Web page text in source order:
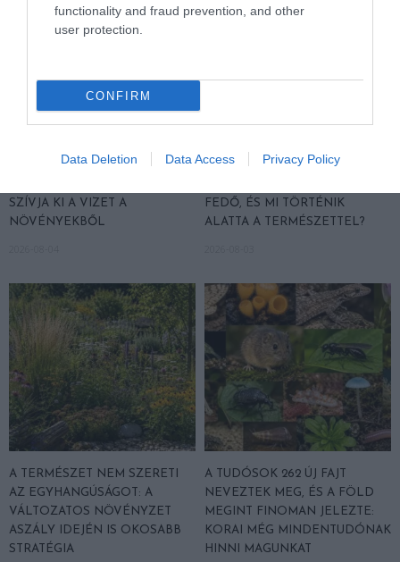
functionality and fraud prevention, and other
user protection.
CONFIRM
Data Deletion Data Access Privacy Policy
NEM CSAK A FÖLD
SZÍVJA KI A VIZET A
NÖVÉNYEKBŐL
HŐKUPOLA MAGYARORSZÁG
FEDŐ, ÉS MI TÖRTÉNIK
ALATTA A TERMÉSZETTEL?
A TERMÉSZET NEM SZERETI
AZ EGYHANGÚSÁGOT: A
VÁLTOZATOS NÖVÉNYZET
ASZÁLY IDEJÉN IS OKOSABB
STRATÉGIA
A TUDÓSOK 262 ÚJ FAJT
NEVEZTEK MEG, ÉS A FÖLD
MEGINT FINOMAN JELEZTE:
KORAI MÉG MINDENTUDÓNAK
HINNI MAGUNKAT